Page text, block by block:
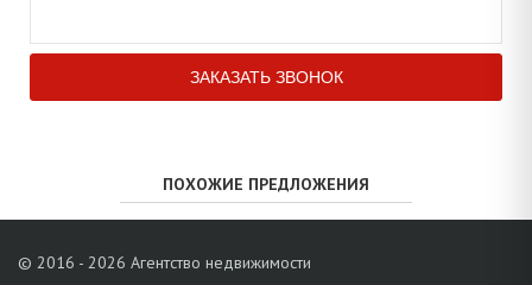
ПОХОЖИЕ ПРЕДЛОЖЕНИЯ
© 2016 - 2026 Агентство недвижимости